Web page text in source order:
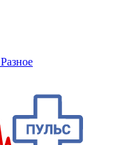
Разное